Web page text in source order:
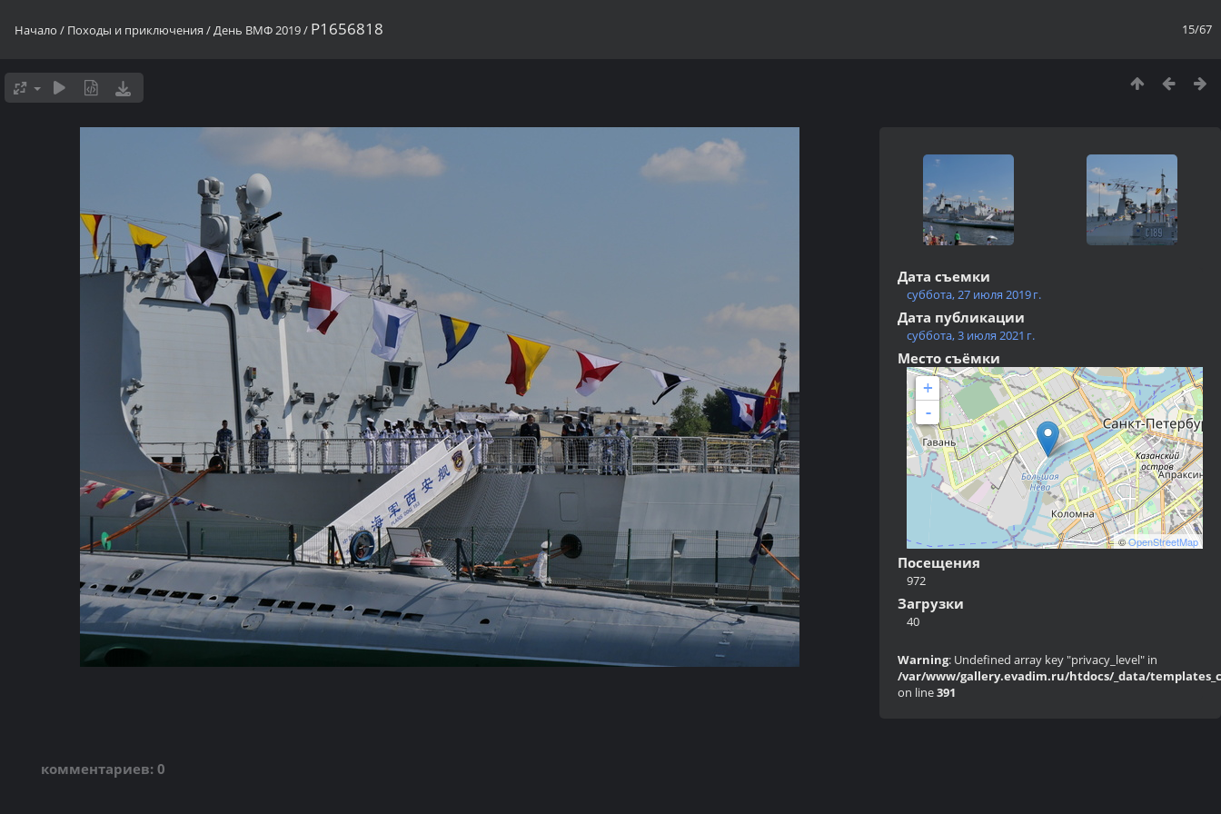
15/67
Начало / Походы и приключения /День ВМФ 2019/ P1656818
Дата съемки
суббота, 27 июля 2019 г.
Дата публикации
суббота, 3 июля 2021 г.
Место съёмки
+
-
©OpenStreetMap
Посещения
972
Загрузки
40
Warning: Undefined array key "privacy_level" in
/var/www/gallery.evadim.ru/htdocs/_data/templates_c/
on line391
комментариев: 0